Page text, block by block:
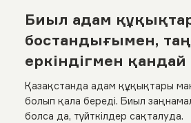
Биыл адам
бостандығымен,
еркіндігмен
болды? Жылдық
шолу
Қазақстанда адам құқықтары
болып қала береді. Биыл
болса да, түйткілдер сақталуда.